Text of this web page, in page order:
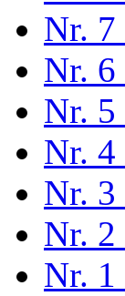
Nr.
Nr. 6
Nr. 5
Nr. 4
Nr. 3
Nr. 2
Nr. 1